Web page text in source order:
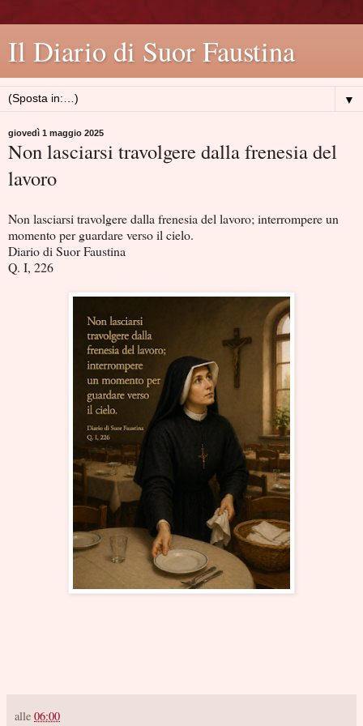
Il Diario di Suor Faustina
▼
giovedì 1 maggio 2025
Non lasciarsi travolgere dalla frenesia del
lavoro
Non lasciarsi travolgere dalla frenesia del lavoro; interrompere un
momento per guardare verso il cielo.
Diario di Suor Faustina
Q. I, 226
alle 06:00